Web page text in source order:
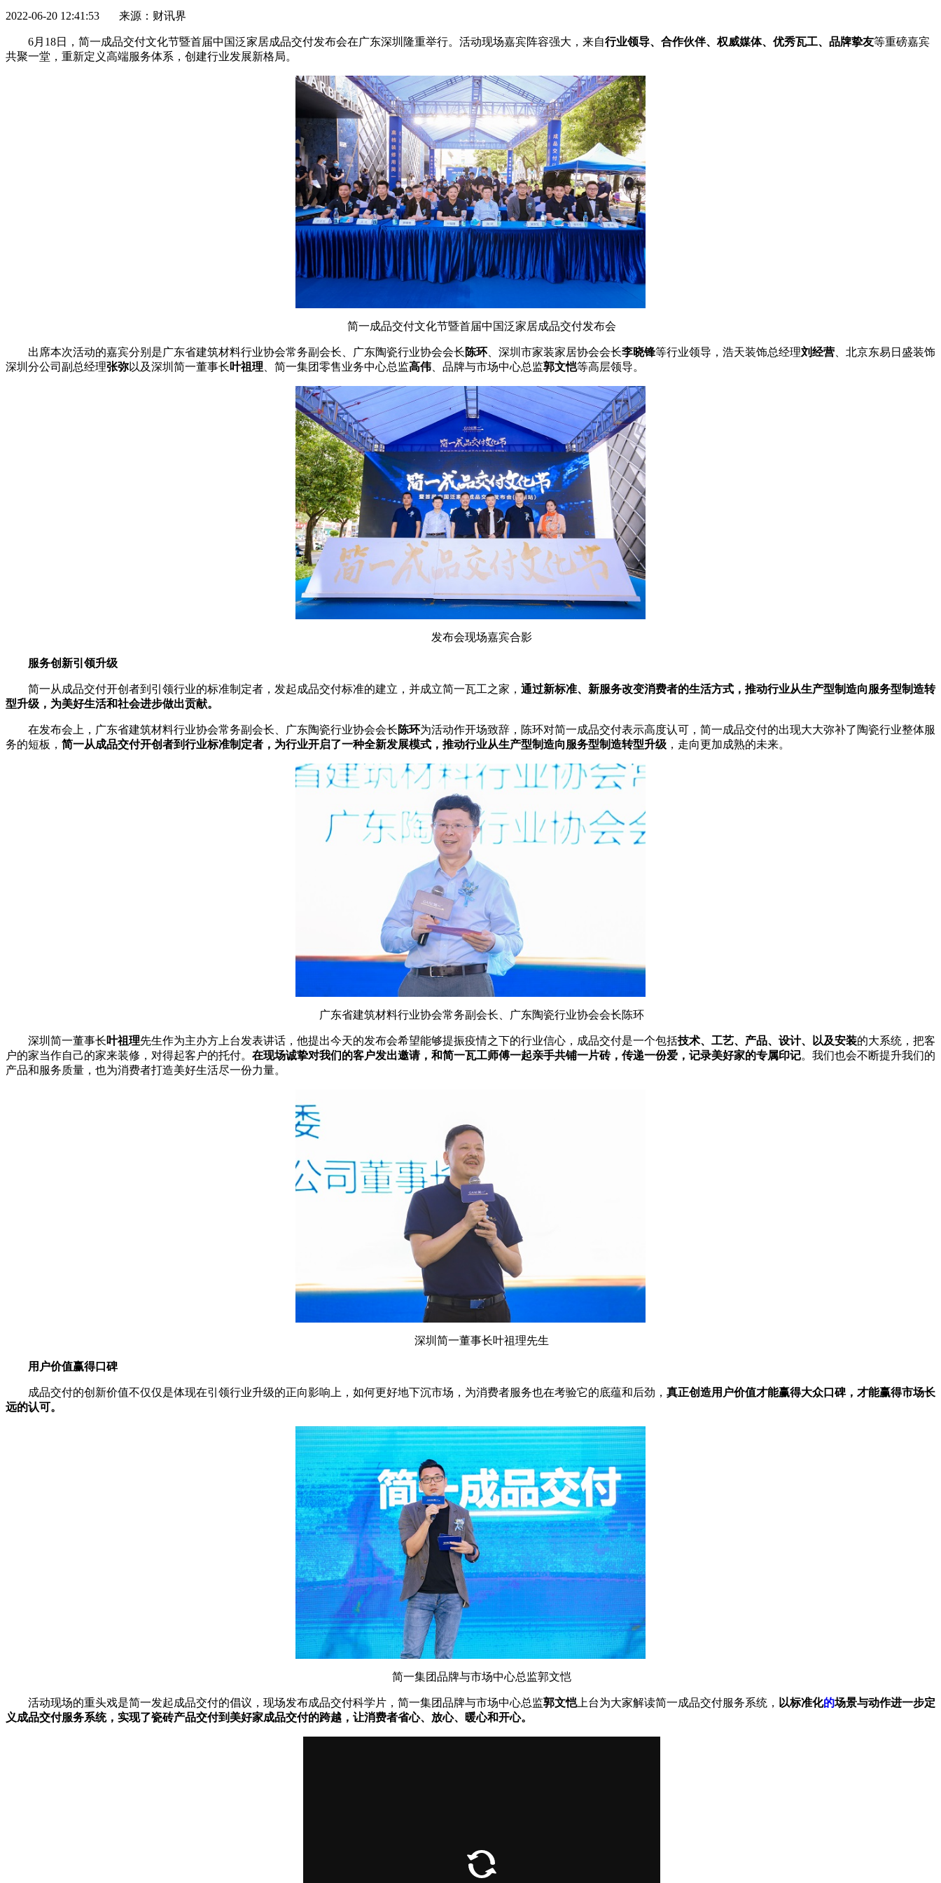
2022-06-20 12:41:53 来源：财讯界
6月18日，简一成品交付文化节暨首届中国泛家居成品交付发布会在广东深圳隆重举行。活动现场嘉宾阵容强大，来自行业领导、合作伙伴、权威媒体、优秀瓦工、品牌挚友等重磅嘉宾
共聚一堂，重新定义高端服务体系，创建行业发展新格局。
简一成品交付文化节暨首届中国泛家居成品交付发布会
出席本次活动的嘉宾分别是广东省建筑材料行业协会常务副会长、广东陶瓷行业协会会长陈环 、深圳市家装家居协会会长李晓锋等行业领导 ，浩天装饰总经理刘经营 、北京东易日盛装饰
深圳分公司副 总经理张弥以及深圳简一董事长叶祖理 、简一集团零售业务中心总监高伟 、品牌与市场中心总监郭文恺等高层领导。
发布会现场嘉宾合影
服务创新引领升级
简一从成品交付开创者到引领行业的标准制定者，发起成品交付标准的建立，并成立简一瓦工之家， 通过新标准、新服务改变消费者的生活方式，推动行业从生产型制造向服务型制造转
型升级，为美好生活和社会进步做出贡献。
在发布会上，广东省建筑材料行业协会常务副会长、广东陶瓷行业协会会长陈环为活动作开场致辞，陈环对简一成品交付表示高度认可，简一成品交付的出现大大弥补了陶瓷行业整体服
务的短板， 简一从成品交付开创者到行业标准制定者，为行业开启了一种全新发展模式，推动行业从生产型制造向服务型制造转型升级 ，走向更加成熟的未来。
广东省建筑材料行业协会常务副会长、广东陶瓷行业协会会长陈环
深圳简一董事长叶祖理先生作为主办方上台发表讲话，他提出今天的发布会希望能够提振疫情之下的行业信心，成品交付是一个包括技术、工艺、产品、设计、以及安装的大系统，把客
户的家当作自己的家来装修，对得起客户的托付。 在现场诚挚对我们的客户发出邀请，和简一瓦工师傅一起亲手共铺一片砖，传递一份爱，记录美好家的专属印记。我们也会不断提升我们的
产品和服务质量，也为消费者打造美好生活尽一份力量。
深圳简一董事长叶祖理先生
用户价值赢得口碑
成品交付的创新价值不仅仅是体现在引领行业升级的正向影响上，如何更好地下沉市场，为消费者服务也在考验它的底蕴和后劲， 真正创造用户价值才能赢得大众口碑，才能赢得市场长
远的认可。
简一集团品牌与市场中心总监郭文恺
活动现场的重头戏是简一发起成品交付的倡议，现场发布成品交付科学片，简一集团品牌与市场中心总监郭文恺上台为大家解读简一成品交付服务系统， 以标准化的场景与动作进一步定
义成品交付服务系统，实现了瓷砖产品交付到美好家成品交付的跨越，让消费者省心、放心、暖心和开心。